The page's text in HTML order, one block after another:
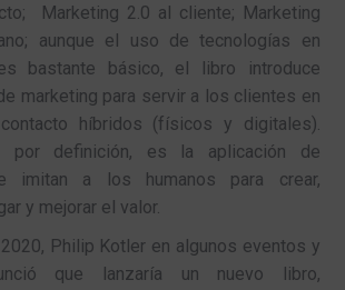
Marketing 2.0 al cliente; Marketing
aunque el uso de tecnologías en
bastante básico, el libro introduce
marketing para servir a los clientes en
híbridos (físicos y digitales).
por definición, es la aplicación de
imitan a los humanos para crear,
y mejorar el valor.
Philip Kotler en algunos eventos y
que lanzaría un nuevo libro,